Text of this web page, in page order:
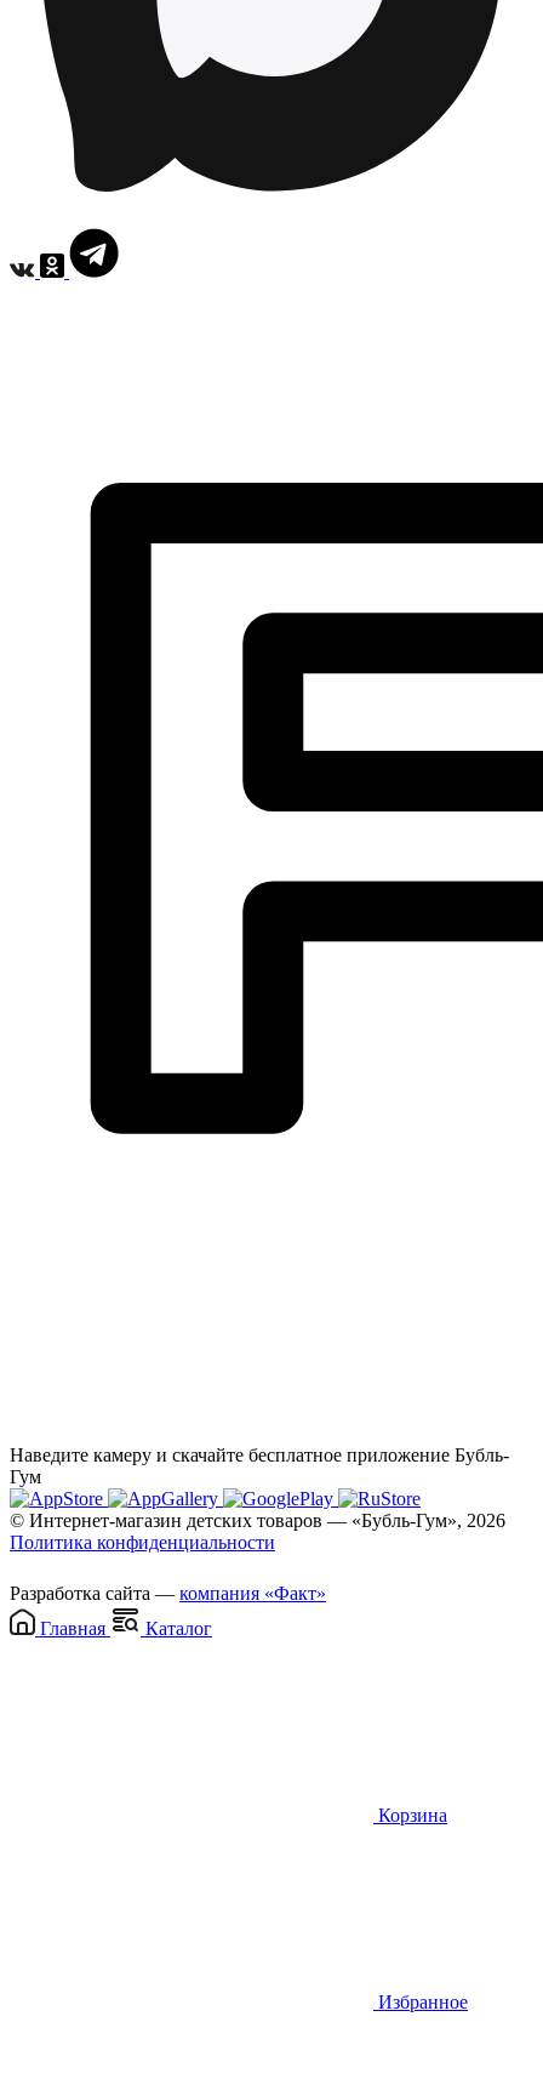
Наведите камеру и скачайте бесплатное приложение Бубль-
Гум
© Интернет-магазин детских товаров — «Бубль-Гум», 2026
Политика конфиденциальности
Разработка сайта — компания «Факт»
Главная
Каталог
Корзина
Избранное